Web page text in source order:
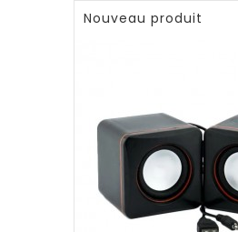
Nouveau produit